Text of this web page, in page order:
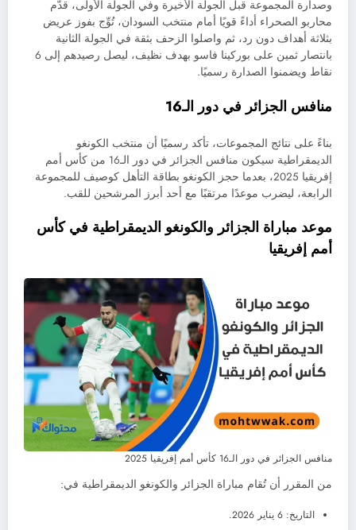
وصدارة المجموعة قبل الجولة الأخيرة وفي الجولة الأولى، قدّم
محاربو الصحراء أداءً قويًا أمام منتخب السودان، تُوِّج بفوز عريض
بثلاثة أهداف دون رد، ثم واصلوا الزحف بثقة في الجولة الثانية
بانتصار ثمين على بوركينا فاسو بهدف نظيف، ليصل رصيدهم إلى 6
نقاط ويضمنوا الصدارة رسميًا.
منافس الجزائر في دور الـ16
بناءً على نتائج المجموعات، تأكد رسميًا أن منتخب الكونغو
الديمقراطية سيكون منافس الجزائر في دور الـ16 من كأس أمم
إفريقيا 2025، بعدما حجز الكونغو بطاقة التأهل كوصيف للمجموعة
الرابعة، ليضرب موعدًا مرتقبًا مع أحد أبرز المرشحين للقب.
موعد مباراة الجزائر والكونغو الديمقراطية في كأس
أمم إفريقيا
منافس الجزائر في دور الـ16 كأس أمم إفريقيا 2025
من المقرر أن تُقام مباراة الجزائر والكونغو الديمقراطية في:
التاريخ: 6 يناير 2026.